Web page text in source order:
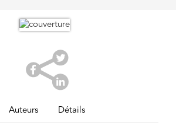
Auteurs Détails